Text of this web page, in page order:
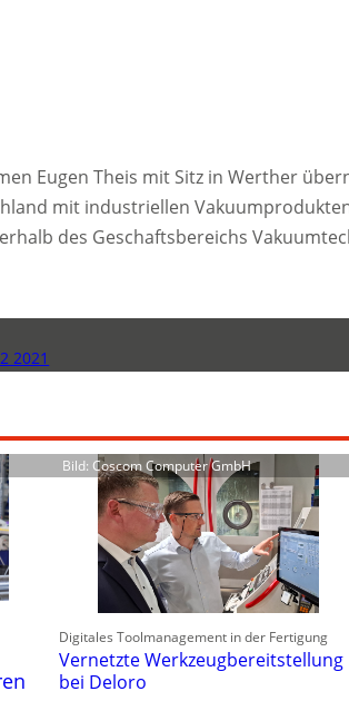
Eugen Theis mit Sitz in Werther
mit industriellen
des Geschaftsbereichs
2021
Bild: Coscom Computer GmbH
Digitales Toolmanagement in der Fertigung
Vernetzte Werkzeugbereitstellung
bei Deloro